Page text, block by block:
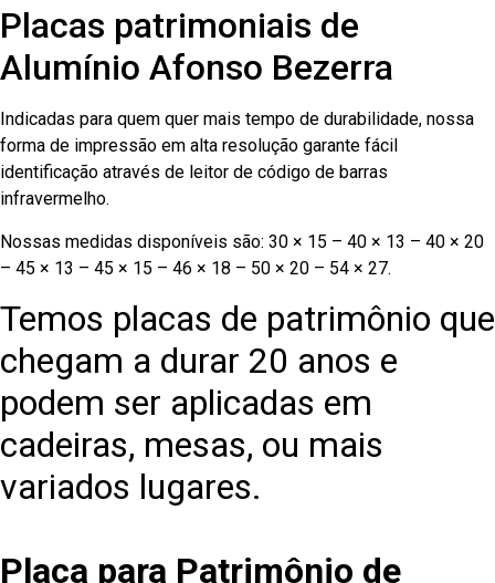
Placas patrimoniais de
Alumínio Afonso Bezerra
Indicadas para quem quer mais tempo de durabilidade, nossa
forma de impressão em alta resolução garante fácil
identificação através de leitor de código de barras
infravermelho.
Nossas medidas disponíveis são: 30 × 15 – 40 × 13 – 40 × 20
– 45 × 13 – 45 × 15 – 46 × 18 – 50 × 20 – 54 × 27.
Temos placas de patrimônio que
chegam a durar 20 anos e
podem ser aplicadas em
cadeiras, mesas, ou mais
variados lugares.
Placa para Patrimônio de